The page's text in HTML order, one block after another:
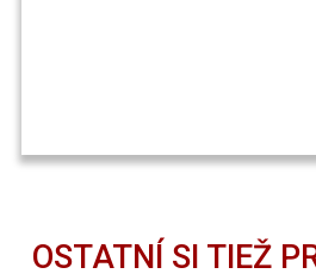
OSTATNÍ SI TIEŽ